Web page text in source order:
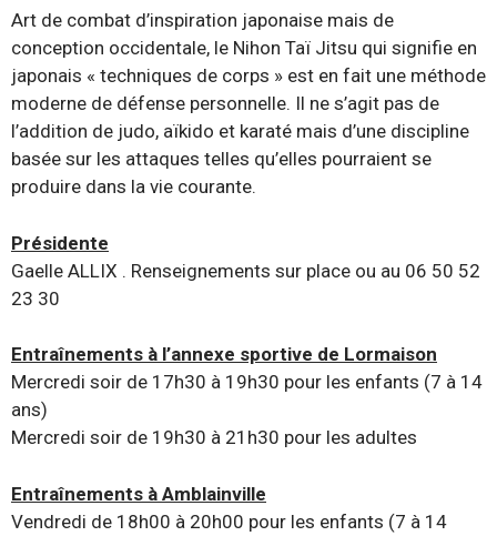
Art de combat d’inspiration japonaise mais de
conception occidentale, le Nihon Taï Jitsu qui signifie en
japonais « techniques de corps » est en fait une méthode
moderne de défense personnelle. Il ne s’agit pas de
l’addition de judo, aïkido et karaté mais d’une discipline
basée sur les attaques telles qu’elles pourraient se
produire dans la vie courante.
Présidente
Gaelle ALLIX . Renseignements sur place ou au 06 50 52
23 30
Entraînements à l’annexe sportive de Lormaison
Mercredi soir de 17h30 à 19h30 pour les enfants (7 à 14
ans)
Mercredi soir de 19h30 à 21h30 pour les adultes
Entraînements à Amblainville
Vendredi de 18h00 à 20h00 pour les enfants (7 à 14